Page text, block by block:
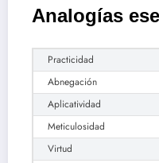
Analogías
Practicidad
Abnegación
Aplicatividad
Meticulosidad
Virtud